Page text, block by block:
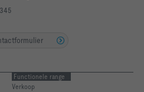
Functionele range
Verkoop